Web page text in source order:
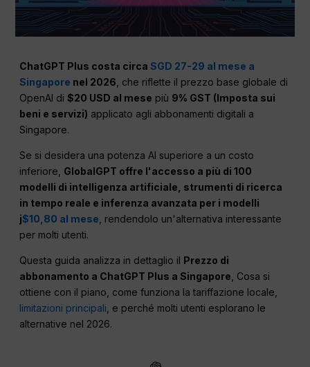
ChatGPT Plus costa circaSGD 27-29 al mese a
Singapore nel 2026 , che riflette il prezzo base globale di
OpenAI di$20 USD al mese più 9% GST (Imposta sui
beni e servizi) applicato agli abbonamenti digitali a
Singapore.
Se si desidera una potenza AI superiore a un costo
inferiore, GlobalGPT offre l'accesso a più di 100
modelli di intelligenza artificiale, strumenti di ricerca
in tempo reale e inferenza avanzata per i modelli
j$10,80 al mese , rendendolo un'alternativa interessante
per molti utenti.
Questa guida analizza in dettaglio il
Prezzo di
abbonamento a ChatGPT Plus a Singapore, Cosa si
ottiene con il piano, come funziona la tariffazione locale,
limitazioni principali, e perché molti utenti esplorano le
alternative nel 2026.